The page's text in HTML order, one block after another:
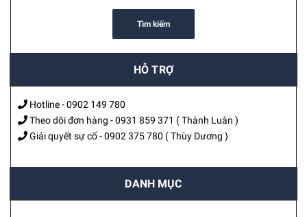
Tìm kiếm
HỖ TRỢ
Hotline -0902 149 780
Theo dõi đơn hàng -0931 859 371 ( Thành Luân )
Giải quyết sự cố -0902 375 780 ( Thùy Dương )
DANH MỤC